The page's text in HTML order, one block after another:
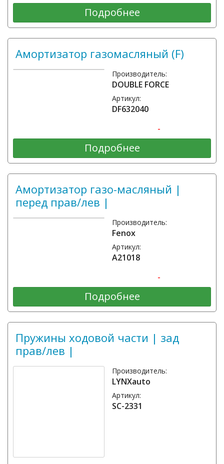
Подробнее
Амортизатор газомасляный (F)
Производитель:
DOUBLE FORCE
Артикул:
DF632040
-
Подробнее
Амортизатор газо-масляный |
перед прав/лев |
Производитель:
Fenox
Артикул:
A21018
-
Подробнее
Пружины ходовой части | зад
прав/лев |
Производитель:
LYNXauto
Артикул:
SC-2331